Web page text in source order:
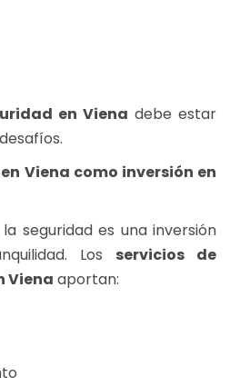
en Viena debe estar
Viena como inversión en
seguridad es una inversión
Los servicios de
Viena aportan: